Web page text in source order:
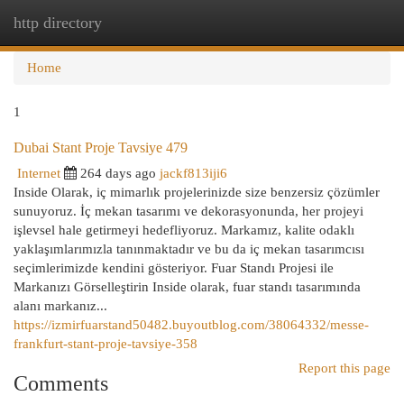
http directory
Home
1
Dubai Stant Proje Tavsiye 479
Internet 264 days ago jackf813iji6
Inside Olarak, iç mimarlık projelerinizde size benzersiz çözümler
sunuyoruz. İç mekan tasarımı ve dekorasyonunda, her projeyi
işlevsel hale getirmeyi hedefliyoruz. Markamız, kalite odaklı
yaklaşımlarımızla tanınmaktadır ve bu da iç mekan tasarımcısı
seçimlerimizde kendini gösteriyor. Fuar Standı Projesi ile
Markanızı Görselleştirin Inside olarak, fuar standı tasarımında
alanı markanız...
https://izmirfuarstand50482.buyoutblog.com/38064332/messe-
frankfurt-stant-proje-tavsiye-358
Report this page
Comments